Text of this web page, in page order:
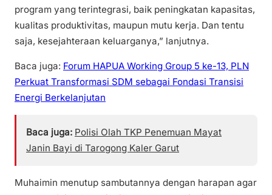
program yang terintegrasi, baik peningkatan kapasitas,
kualitas produktivitas, maupun mutu kerja. Dan tentu
saja, kesejahteraan keluarganya,” lanjutnya.
Baca juga: Forum HAPUA Working Group 5 ke-13, PLN
Perkuat Transformasi SDM sebagai Fondasi Transisi
Energi Berkelanjutan
Baca juga: Polisi Olah TKP Penemuan Mayat
Janin Bayi di Tarogong Kaler Garut
Muhaimin menutup sambutannya dengan harapan agar